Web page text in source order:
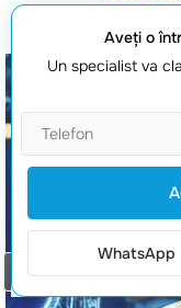
Aveţi o
Un specialist va
WhatsApp
Comanda un apel